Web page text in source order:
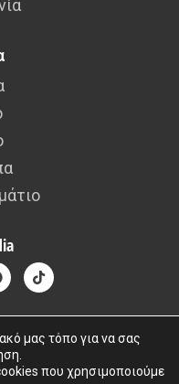
reserved. Created by
μας τόπο για να σας
που χρησιμοποιούμε